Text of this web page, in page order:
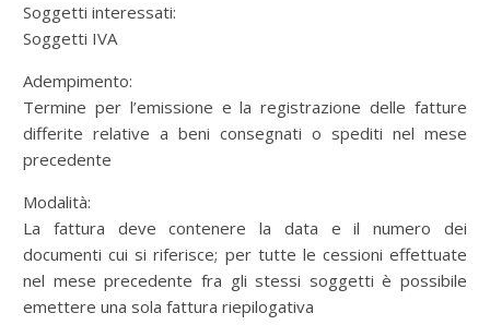
Soggetti interessati:
Soggetti IVA
Adempimento:
Termine per l’emissione e la registrazione delle fatture
differite relative a beni consegnati o spediti nel mese
precedente
Modalità:
La fattura deve contenere la data e il numero dei
documenti cui si riferisce; per tutte le cessioni effettuate
nel mese precedente fra gli stessi soggetti è possibile
emettere una sola fattura riepilogativa